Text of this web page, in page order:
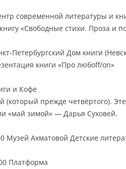
современной литературы и
«Свободные стихи. Проза и
Петербургский Дом книги
книги «Про любоff/on»
и Кофе
(который прежде четвёртого).
«май зимой» — Дарья Суховей.
Музей Ахматовой Детские
Платформа